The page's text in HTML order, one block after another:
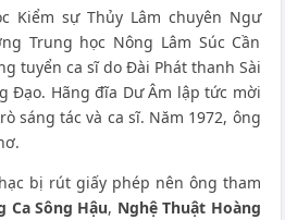
Kiểm sự Thủy Lâm chuyên Ngư
Trung học Nông Lâm Súc Cần
tuyển ca sĩ do Đài Phát thanh Sài
Đạo. Hãng đĩa Dư Âm lập tức mời
sáng tác và ca sĩ. Năm 1972, ông
bị rút giấy phép nên ông tham
Ca Sông Hậu, Nghệ Thuật Hoàng